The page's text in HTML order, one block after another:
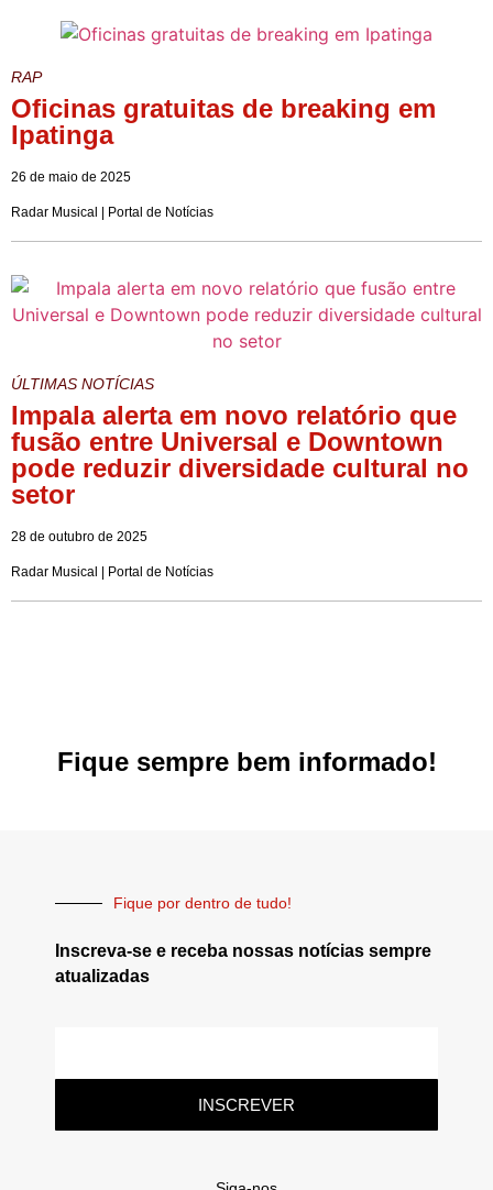
RAP
Oficinas gratuitas de breaking em
Ipatinga
26 de maio de 2025
Radar Musical | Portal de Notícias
ÚLTIMAS NOTÍCIAS
Impala alerta em novo relatório que
fusão entre Universal e Downtown
pode reduzir diversidade cultural no
setor
28 de outubro de 2025
Radar Musical | Portal de Notícias
Fique sempre bem informado!
Fique por dentro de tudo!
Inscreva-se e receba nossas notícias sempre
atualizadas
INSCREVER